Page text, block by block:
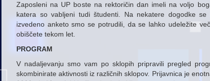
Zaposleni na UP boste na rektoričin dan imeli na voljo
katera so vabljeni tudi študenti. Na nekatere dogodke
izvedeno anketo smo se potrudili, da se lahko udeležite
obiščete tekom let.
PROGRAM
V nadaljevanju smo vam po sklopih pripravili pregled
skombinirate aktivnosti iz različnih sklopov. Prijavnica je